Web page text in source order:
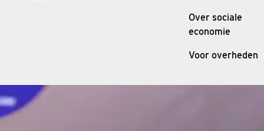
Over sociale
economie
Voor overheden